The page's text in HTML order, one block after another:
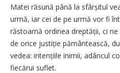
Matei răsună până la sfârșitul
urmă, iar cei de pe urmă vor fi
răstoarnă ordinea dreptății, ci
de orice justiție pământească,
vedea: intențiile inimii, adâncul
fiecărui suflet.